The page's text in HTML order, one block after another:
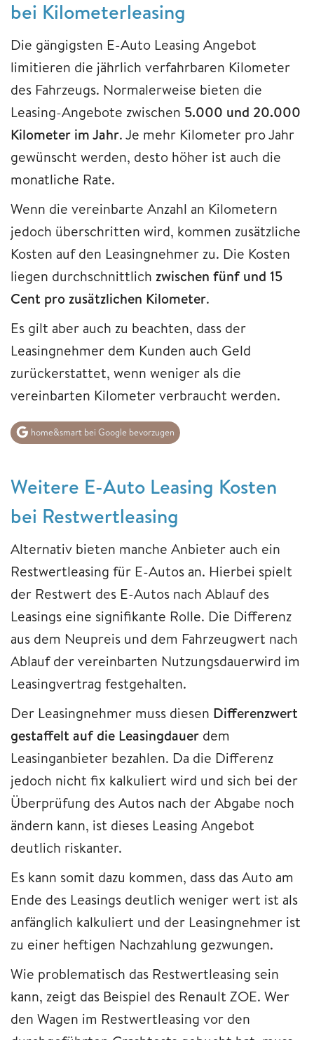
bei Kilometerleasing
Die gängigsten E-Auto Leasing Angebot
limitieren die jährlich verfahrbaren Kilometer
des Fahrzeugs. Normalerweise bieten die
Leasing-Angebote zwischen 5.000 und 20.000
Kilometer im Jahr. Je mehr Kilometer pro Jahr
gewünscht werden, desto höher ist auch die
monatliche Rate.
Wenn die vereinbarte Anzahl an Kilometern
jedoch überschritten wird, kommen zusätzliche
Kosten auf den Leasingnehmer zu. Die Kosten
liegen durchschnittlich zwischen fünf und 15
Cent pro zusätzlichen Kilometer.
Es gilt aber auch zu beachten, dass der
Leasingnehmer dem Kunden auch Geld
zurückerstattet, wenn weniger als die
vereinbarten Kilometer verbraucht werden.
home&smart bei Google bevorzugen
​​​​​​​Weitere E-Auto Leasing Kosten
bei Restwertleasing
Alternativ bieten manche Anbieter auch ein
Restwertleasing für E-Autos an. Hierbei spielt
der Restwert des E-Autos nach Ablauf des
Leasings eine signifikante Rolle. Die Differenz
aus dem Neupreis und dem Fahrzeugwert nach
Ablauf der vereinbarten Nutzungsdauerwird im
Leasingvertrag festgehalten.
Der Leasingnehmer muss diesen Differenzwert
gestaffelt auf die Leasingdauer dem
Leasinganbieter bezahlen. Da die Differenz
jedoch nicht fix kalkuliert wird und sich bei der
Überprüfung des Autos nach der Abgabe noch
ändern kann, ist dieses Leasing Angebot
deutlich riskanter.
Es kann somit dazu kommen, dass das Auto am
Ende des Leasings deutlich weniger wert ist als
anfänglich kalkuliert und der Leasingnehmer ist
zu einer heftigen Nachzahlung gezwungen.
Wie problematisch das Restwertleasing sein
kann, zeigt das Beispiel des Renault ZOE. Wer
den Wagen im Restwertleasing vor den